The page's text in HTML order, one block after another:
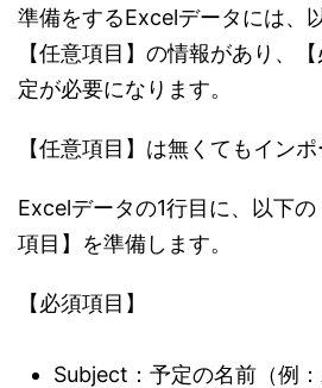
準備をするExcelデータには、
【任意項目】の情報があり、
定が必要になります。
【任意項目】は無くてもインポ
Excelデータの1行目に、以下
項目】を準備します。
【必須項目】
Subject：予定の名前（例：